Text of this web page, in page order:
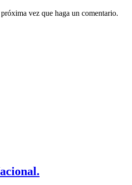
vez que haga un comentario.